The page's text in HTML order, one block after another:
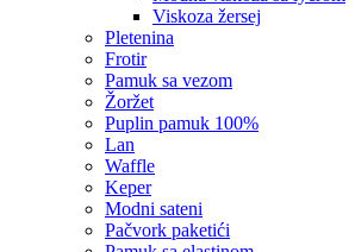
viskoza žersej
pletenina
frotir
pamuk sa vezom
žoržet
puplin pamuk 100%
lan
waffle
keper
modni sateni
pačvork paketići